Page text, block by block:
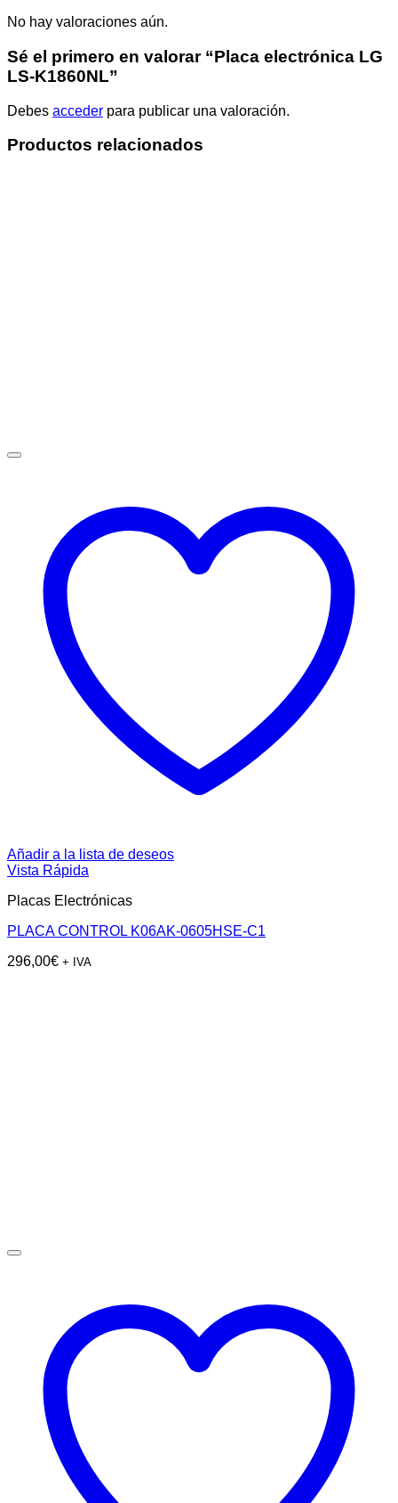
No hay valoraciones aún.
Sé el primero en valorar “Placa electrónica LG
LS-K1860NL”
Debes acceder para publicar una valoración.
Productos relacionados
Añadir a la lista de deseos
Vista Rápida
Placas Electrónicas
PLACA CONTROL K06AK-0605HSE-C1
296,00€ + IVA